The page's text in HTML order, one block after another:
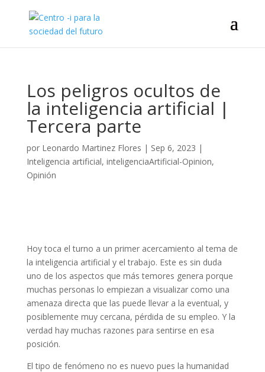
Los peligros ocultos de
la inteligencia artificial |
Tercera parte
por Leonardo Martinez Flores | Sep 6, 2023 |
Inteligencia artificial, inteligenciaArtificial-Opinion,
Opinión
Hoy toca el turno a un primer acercamiento al tema de
la inteligencia artificial y el trabajo. Este es sin duda
uno de los aspectos que más temores genera porque
muchas personas lo empiezan a visualizar como una
amenaza directa que las puede llevar a la eventual, y
posiblemente muy cercana, pérdida de su empleo. Y la
verdad hay muchas razones para sentirse en esa
posición.
El tipo de fenómeno no es nuevo pues la humanidad